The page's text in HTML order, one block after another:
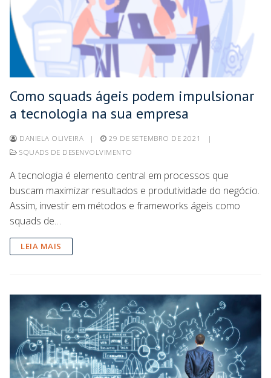
Como squads ágeis podem impulsionar
a tecnologia na sua empresa
DANIELA OLIVEIRA | 29 DE SETEMBRO DE 2021
|
SQUADS DE DESENVOLVIMENTO
A tecnologia é elemento central em processos que
buscam maximizar resultados e produtividade do negócio.
Assim, investir em métodos e frameworks ágeis como
squads de…
LEIA MAIS